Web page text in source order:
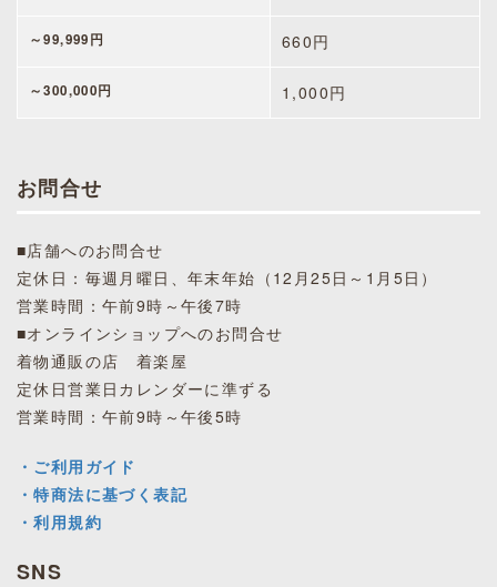
～99,999円 660円
～300,000円 1,000円
お問合せ
■店舗へのお問合せ
定休日：毎週月曜日、年末年始（12月25日～1月5日）
営業時間：午前9時～午後7時
■オンラインショップへのお問合せ
着物通販の店 着楽屋
定休日営業日カレンダーに準ずる
営業時間：午前9時～午後5時
・ご利用ガイド
・特商法に基づく表記
・利用規約
SNS